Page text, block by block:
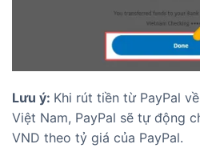
Lưu ý: Khi rút tiền từ PayPal
Việt Nam, PayPal sẽ tự động
VND theo tỷ giá của PayPal.